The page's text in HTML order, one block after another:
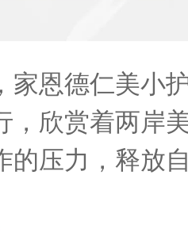
恩德仁美小护
，欣赏着两岸
的压力，释放